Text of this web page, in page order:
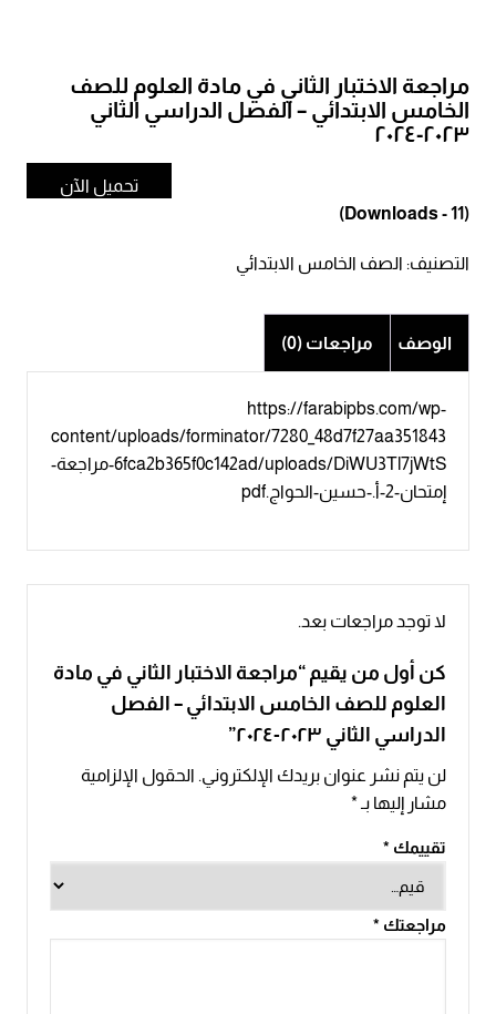
مراجعة الاختبار الثاني في مادة العلوم للصف
الخامس الابتدائي – الفصل الدراسي الثاني
٢٠٢٣-٢٠٢٤
تحميل الآن
(Downloads - 11)
التصنيف: الصف الخامس الابتدائي
الوصف مراجعات (0)
https://farabipbs.com/wp-
content/uploads/forminator/7280_48d7f27aa351843
6fca2b365f0c142ad/uploads/DiWU3Tl7jWtS-مراجعة-
إمتحان-2-أ.-حسين-الحواج.pdf
لا توجد مراجعات بعد.
كن أول من يقيم “مراجعة الاختبار الثاني في مادة
العلوم للصف الخامس الابتدائي – الفصل
الدراسي الثاني ٢٠٢٣-٢٠٢٤”
لن يتم نشر عنوان بريدك الإلكتروني. الحقول الإلزامية
مشار إليها بـ*
تقييمك *
مراجعتك *